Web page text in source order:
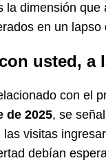
la dimensión
en un lapso
usted, a
con el
de 2025, se
visitas
debían